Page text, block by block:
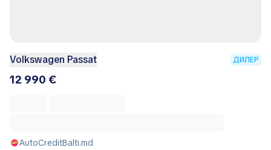
Volkswagen Passat ДИЛЕР
12 990 €
AutoCreditBalti.md